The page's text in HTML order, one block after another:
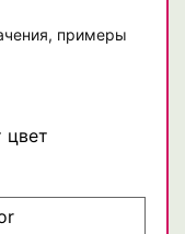
примеры
цвет